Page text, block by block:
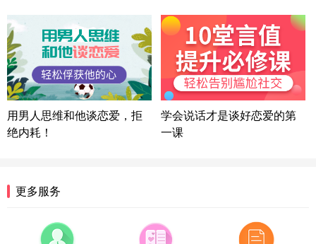
湖北-武汉 135****7410
41分钟前
微信用户 困困魚? 通过此页面咨询，已获得专属情感
方案
陕西-西安 139****6283
3分钟前
情感方案
浙江-宁波 150****8921
福建-厦门 159****4462
53分钟前
用男人思维和他谈恋爱，拒
绝内耗！
学会说话才是谈好恋爱的第
一课
更多服务